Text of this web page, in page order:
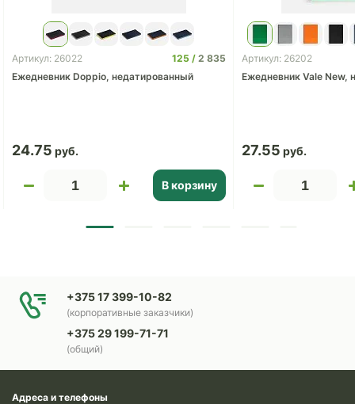
Артикул: 26022 125
2 835
Ежедневник Doppio, недатированный
24.75
В корзину
Артикул: 26202
Ежедневник Vale New,
27.55
+375 17 399-10-82
(корпоративные заказчики)
+375 29 199-71-71
(общий)
Адреса и телефоны